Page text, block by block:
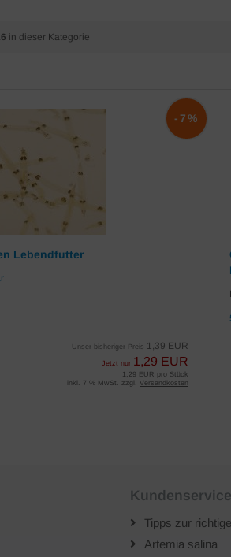
in dieser Kategorie
Lebendfutter
Unser bisheriger Preis 1,39 EUR
Jetzt nur 1,29 EUR
-7%
1,29 EUR pro Stück
inkl. 7 % MwSt. zzgl. Versandkosten
Kundenservice
Tipps zur
Artemia salina